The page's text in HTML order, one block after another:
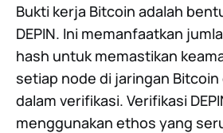
Bukti kerja Bitcoin adalah
DEPIN. Ini memanfaatkan
hash untuk memastikan
setiap node di jaringan
dalam verifikasi. Verifikasi
menggunakan ethos yang